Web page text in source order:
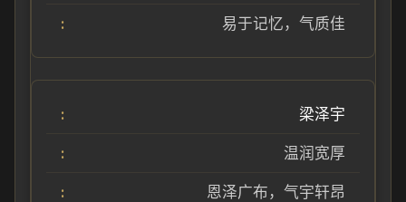
易于记忆，气质佳
梁泽宇
温润宽厚
恩泽广布，气宇轩昂